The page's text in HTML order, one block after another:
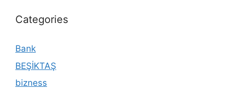
Categories
Bank
BEŞİKTAŞ
bizness